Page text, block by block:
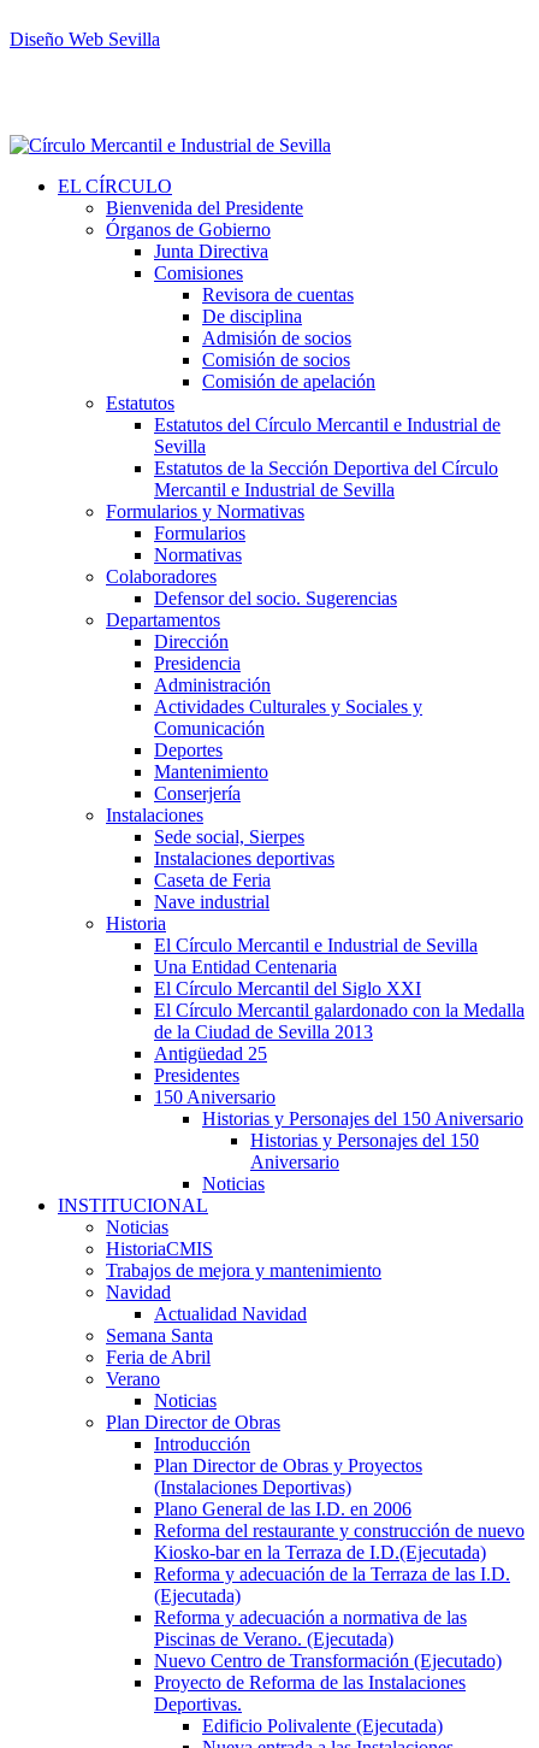
Diseño Web Sevilla
EL CÍRCULO
Bienvenida del Presidente
Órganos de Gobierno
Junta Directiva
Comisiones
Revisora de cuentas
De disciplina
Admisión de socios
Comisión de socios
Comisión de apelación
Estatutos
Estatutos del Círculo Mercantil e Industrial de
Sevilla
Estatutos de la Sección Deportiva del Círculo
Mercantil e Industrial de Sevilla
Formularios y Normativas
Formularios
Normativas
Colaboradores
Defensor del socio. Sugerencias
Departamentos
Dirección
Presidencia
Administración
Actividades Culturales y Sociales y
Comunicación
Deportes
Mantenimiento
Conserjería
Instalaciones
Sede social, Sierpes
Instalaciones deportivas
Caseta de Feria
Nave industrial
Historia
El Círculo Mercantil e Industrial de Sevilla
Una Entidad Centenaria
El Círculo Mercantil del Siglo XXI
El Círculo Mercantil galardonado con la Medalla
de la Ciudad de Sevilla 2013
Antigüedad 25
Presidentes
150 Aniversario
Historias y Personajes del 150 Aniversario
Historias y Personajes del 150
Aniversario
Noticias
INSTITUCIONAL
Noticias
HistoriaCMIS
Trabajos de mejora y mantenimiento
Navidad
Actualidad Navidad
Semana Santa
Feria de Abril
Verano
Noticias
Plan Director de Obras
Introducción
Plan Director de Obras y Proyectos
(Instalaciones Deportivas)
Plano General de las I.D. en 2006
Reforma del restaurante y construcción de nuevo
Kiosko-bar en la Terraza de I.D.(Ejecutada)
Reforma y adecuación de la Terraza de las I.D.
(Ejecutada)
Reforma y adecuación a normativa de las
Piscinas de Verano. (Ejecutada)
Nuevo Centro de Transformación (Ejecutado)
Proyecto de Reforma de las Instalaciones
Deportivas.
Edificio Polivalente (Ejecutada)